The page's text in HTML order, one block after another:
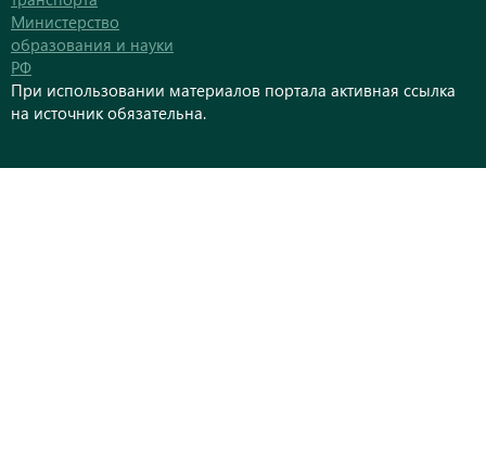
Министерство
образования и науки
РФ
При использовании материалов портала активная ссылка
на источник обязательна.